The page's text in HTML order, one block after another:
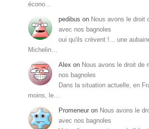
écono…
pedibus on Nous avons le droit
avec nos bagnoles
oui qu'ils crèvent !... une
Michelin…
Alex on Nous avons le droit de
nos bagnoles
Dans la situation actuelle, en
moins, le…
Promeneur on Nous avons le
avec nos bagnoles